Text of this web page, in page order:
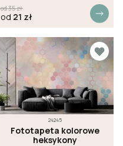
od35zł
od 21 zł
24245
Fototapeta kolorowe
heksykony